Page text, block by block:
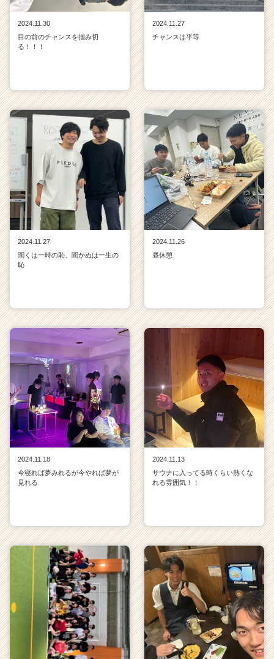
2024.11.30
目の前のチャンスを掴み切
る！！！
2024.11.27
チャンスは平等
2024.11.27
聞くは一時の恥、聞かぬは一生の
恥
2024.11.26
昼休憩
2024.11.18
今寝れば夢みれるが今やれば夢が
見れる
2024.11.13
サウナに入ってる時くらい熱くな
れる雰囲気！！